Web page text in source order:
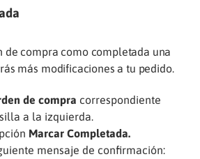
de compra como completada una
más modificaciones a tu pedido.
de compra correspondiente
a la izquierda.
Marcar Completada.
mensaje de confirmación: